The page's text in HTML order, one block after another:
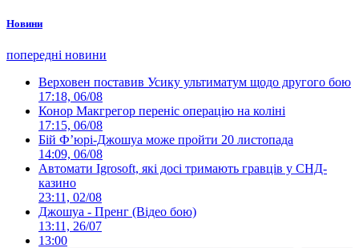
Новини
попередні новини
Верховен поставив Усику ультиматум щодо другого бою
17:18, 06/08
Конор Макгрегор переніс операцію на коліні
17:15, 06/08
Бій Ф’юрі-Джошуа може пройти 20 листопада
14:09, 06/08
Автомати Igrosoft, які досі тримають гравців у СНД-
казино
23:11, 02/08
Джошуа - Пренг (Відео бою)
13:11, 26/07
13:00